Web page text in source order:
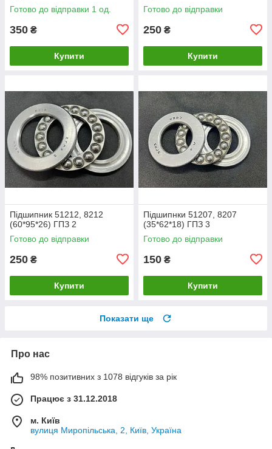
Готово до відправки 1 од.
350 ₴
Купити
Готово до відправки
250 ₴
Купити
Підшипник 51212, 8212
(60*95*26) ГПЗ 2
Готово до відправки
250 ₴
Купити
Підшипнки 51207, 8207
(35*62*18) ГПЗ 3
Готово до відправки
150 ₴
Купити
Показати ще
Про нас
98% позитивних з 1078 відгуків за рік
Працює з 31.12.2018
м. Київ
вулиця Миропільська, 2, Київ, Україна